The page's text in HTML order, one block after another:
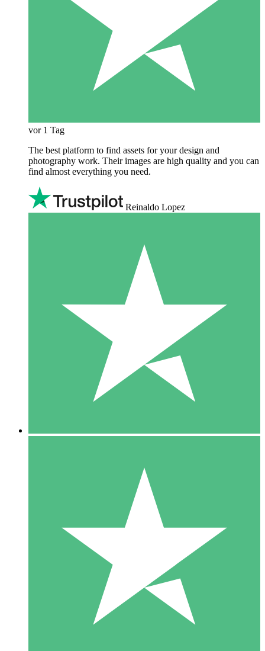
vor 1 Tag
The best platform to find assets for your design and
photography work. Their images are high quality and you can
find almost everything you need.
Reinaldo Lopez